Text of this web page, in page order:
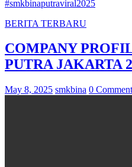
#smkbinaputraviral2025
BERITA TERBARU
COMPANY
PUTRA JAKARTA
May 8, 2025 smkbina 0 Comment